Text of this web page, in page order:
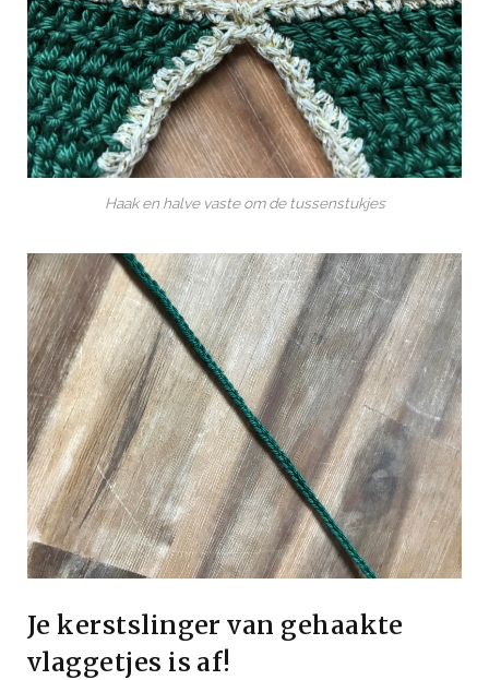
Haak en halve vaste om de tussenstukjes
Je kerstslinger van gehaakte
vlaggetjes is af!